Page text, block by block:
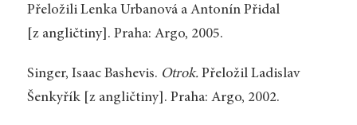
Přeložili Lenka Urbanová a Antonín Přidal
[z angličtiny]. Praha: Argo, 2005.
Singer, Isaac Bashevis. Otrok. Přeložil Ladislav
Šenkyřík [z angličtiny]. Praha: Argo, 2002.